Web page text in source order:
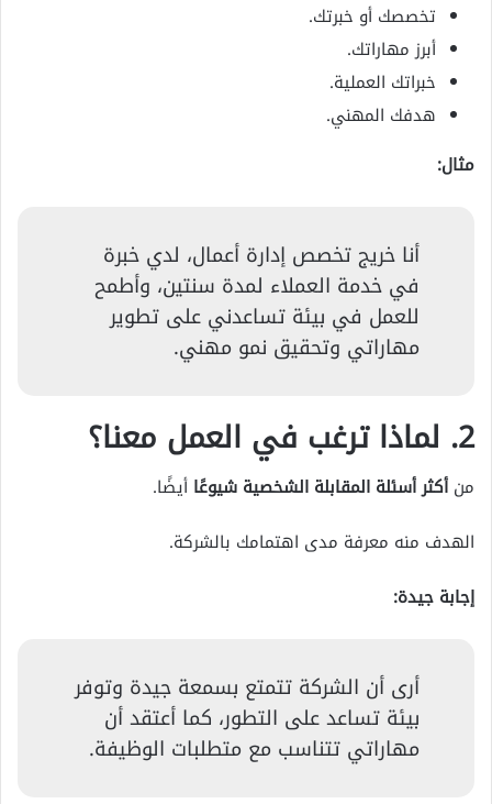
تخصصك أو خبرتك.
أبرز مهاراتك.
خبراتك العملية.
هدفك المهني.
مثال:
أنا خريج تخصص إدارة أعمال، لدي خبرة
في خدمة العملاء لمدة سنتين، وأطمح
للعمل في بيئة تساعدني على تطوير
مهاراتي وتحقيق نمو مهني.
2. لماذا ترغب في العمل معنا؟
من أكثر أسئلة المقابلة الشخصية شيوعًا أيضًا.
الهدف منه معرفة مدى اهتمامك بالشركة.
إجابة جيدة:
أرى أن الشركة تتمتع بسمعة جيدة وتوفر
بيئة تساعد على التطور، كما أعتقد أن
مهاراتي تتناسب مع متطلبات الوظيفة.